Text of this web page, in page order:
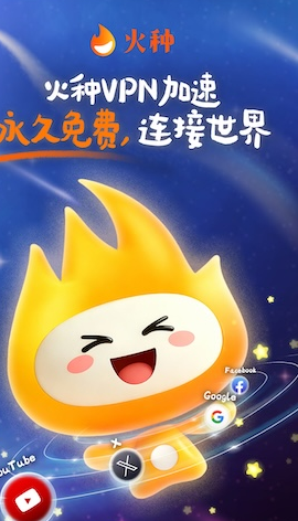
支持 [0] 反对[0]
支持[0] 反对
支持[0] 反对[0]
旋风加速器